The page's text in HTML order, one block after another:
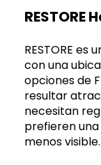
RESTORE
con una
opciones de
resultar
necesitan
prefieren
menos visible.